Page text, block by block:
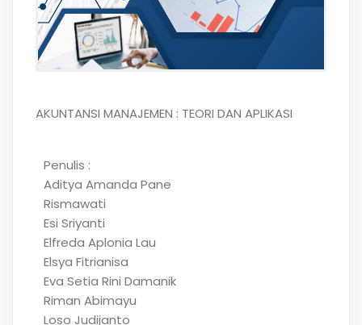
AKUNTANSI MANAJEMEN : TEORI DAN APLIKASI
Penulis :
Aditya Amanda Pane
Rismawati
Esi Sriyanti
Elfreda Aplonia Lau
Elsya Fitrianisa
Eva Setia Rini Damanik
Riman Abimayu
Loso Judijanto